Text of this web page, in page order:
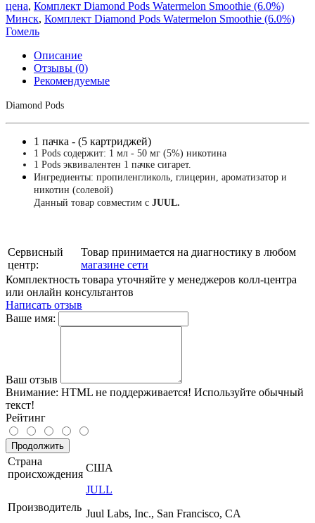
цена, Комплект Diamond Pods Watermelon Smoothie (6.0%)
Минск, Комплект Diamond Pods Watermelon Smoothie (6.0%)
Гомель
Описание
Отзывы (0)
Рекомендуемые
Diamond Pods
1 пачка - (5 картриджей)
1 Pods содержит: 1 мл - 50 мг (5%) никотина
1 Pods эквивалентен 1 пачке сигарет.
Ингредиенты: пропиленгликоль, глицерин, ароматизатор и
никотин (солевой)
Данный товар совместим с JUUL.
Сервисный
центр:
Товар принимается на диагностику в любом
магазине сети
Комплектность товара уточняйте у менеджеров колл-центра
или онлайн консультантов
Написать отзыв
Ваше имя:
Ваш отзыв
Внимание: HTML не поддерживается! Используйте обычный
текст!
Рейтинг
Продолжить
Страна
происхождения
США
Производитель
JULL
Juul Labs, Inc., San Francisco, CA